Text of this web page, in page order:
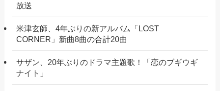
放送
米津玄師、4年ぶりの新アルバム「LOST
CORNER」新曲8曲の合計20曲
サザン、20年ぶりのドラマ主題歌！「恋のブギウギ
ナイト」